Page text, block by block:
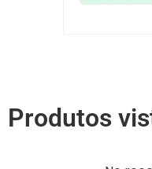
Produtos